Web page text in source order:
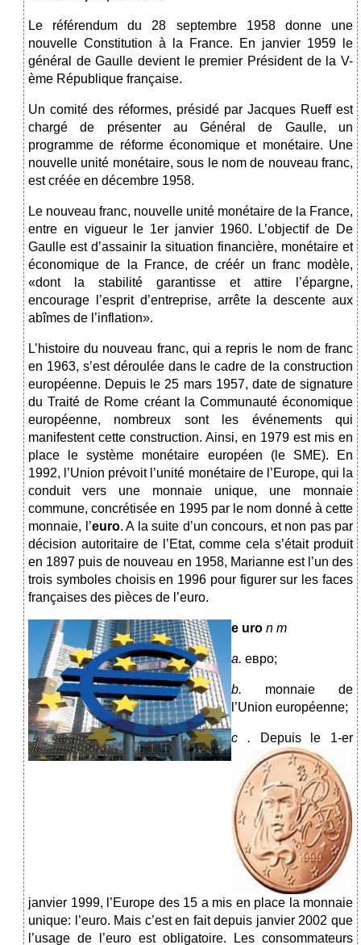
Le référendum du 28 septembre 1958 donne une
nouvelle Constitution à la France. En janvier 1959 le
général de Gaulle devient le premier Président de la V-
ème République française.
Un comité des réformes, présidé par Jacques Rueff est
chargé de présenter au Général de Gaulle, un
programme de réforme économique et monétaire. Une
nouvelle unité monétaire, sous le nom de nouveau franc,
est créée en décembre 1958.
Le nouveau franc, nouvelle unité monétaire de la France,
entre en vigueur le 1er janvier 1960. L’objectif de De
Gaulle est d’assainir la situation financière, monétaire et
économique de la France, de créér un franc modèle,
«dont la stabilité garantisse et attire l’épargne,
encourage l’esprit d’entreprise, arrête la descente aux
abîmes de l’inflation».
L’histoire du nouveau franc, qui a repris le nom de franc
en 1963, s’est déroulée dans le cadre de la construction
européenne. Depuis le 25 mars 1957, date de signature
du Traité de Rome créant la Communauté économique
européenne, nombreux sont les événements qui
manifestent cette construction. Ainsi, en 1979 est mis en
place le système monétaire européen (le SME). En
1992, l’Union prévoit l’unité monétaire de l’Europe, qui la
conduit vers une monnaie unique, une monnaie
commune, concrétisée en 1995 par le nom donné à cette
monnaie, l’euro. A la suite d’un concours, et non pas par
décision autoritaire de l’Etat, comme cela s’était produit
en 1897 puis de nouveau en 1958, Marianne est l’un des
trois symboles choisis en 1996 pour figurer sur les faces
françaises des pièces de l’euro.
e uro n m
a. евро;
b. monnaie de
l’Union européenne;
c . Depuis le 1-er
janvier 1999, l’Europe des 15 a mis en place la monnaie
unique: l’euro. Mais c’est en fait depuis janvier 2002 que
l’usage de l’euro est obligatoire. Les consommateurs